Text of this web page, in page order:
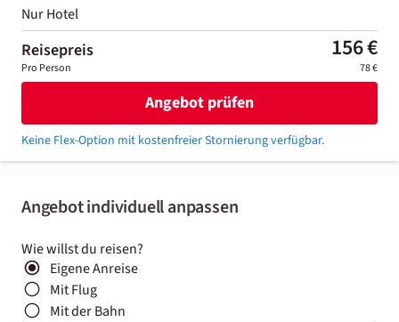
Angebot individuell anpassen
Wie willst du reisen?
Eigene Anreise
Mit Flug
Mit der Bahn
Nur Hotel
Reisepreis 156 €
Pro Person 78 €
Angebot prüfen
Keine Flex-Option mit kostenfreier Stornierung verfügbar.